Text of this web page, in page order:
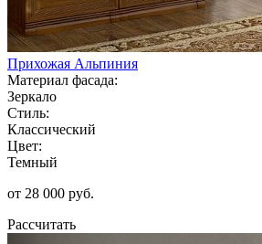
Прихожая Альпиния
Материал фасада:
Зеркало
Стиль:
Классический
Цвет:
Темный
от 28 000 руб.
Рассчитать